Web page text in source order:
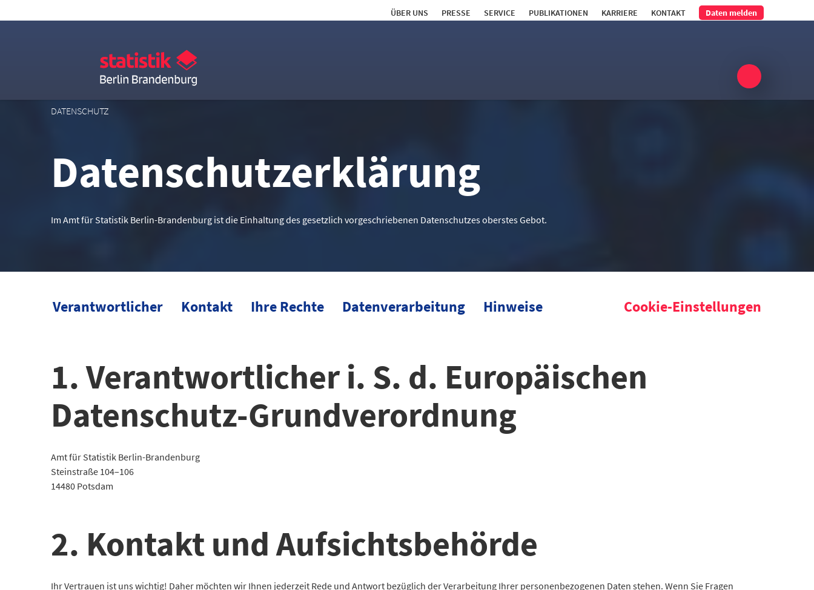
ÜBER UNS PRESSE SERVICE PUBLIKATIONEN KARRIERE KONTAKT Daten melden
DATENSCHUTZ
Datenschutzerklärung
Im Amt für Statistik Berlin-Brandenburg ist die Einhaltung des gesetzlich vorgeschriebenen Datenschutzes oberstes Gebot.
Verantwortlicher Kontakt Ihre Rechte Datenverarbeitung Hinweise Cookie-Einstellungen
1. Verantwortlicher i. S. d. Europäischen
Datenschutz-Grundverordnung
Amt für Statistik Berlin-Brandenburg
Steinstraße 104–106
14480 Potsdam
2. Kontakt und Aufsichtsbehörde
Ihr Vertrauen ist uns wichtig! Daher möchten wir Ihnen jederzeit Rede und Antwort bezüglich der Verarbeitung Ihrer personenbezogenen Daten stehen. Wenn Sie Fragen